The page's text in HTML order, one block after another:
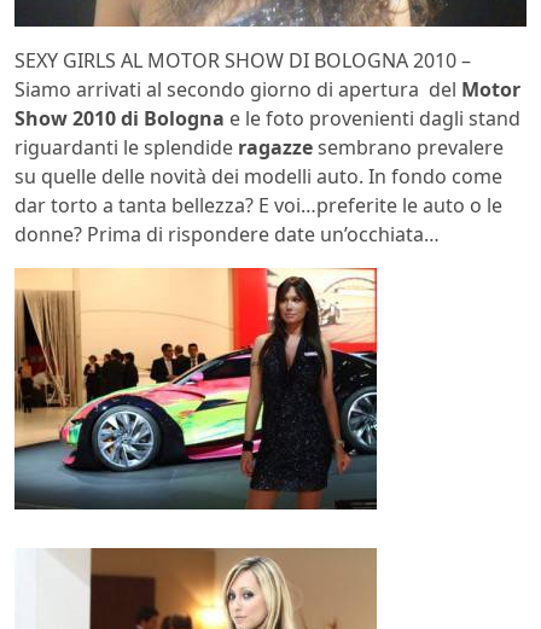
SEXY GIRLS AL MOTOR SHOW DI BOLOGNA 2010 –
Siamo arrivati al secondo giorno di apertura del Motor
Show 2010 di Bologna e le foto provenienti dagli stand
riguardanti le splendide ragazzesembrano prevalere
su quelle delle novità dei modelli auto. In fondo come
dar torto a tanta bellezza? E voi…preferite le auto o le
donne? Prima di rispondere date un’occhiata…